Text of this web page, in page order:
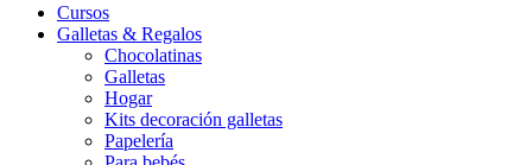
Cursos
Galletas & Regalos
Chocolatinas
Galletas
Hogar
Kits decoración galletas
Papelería